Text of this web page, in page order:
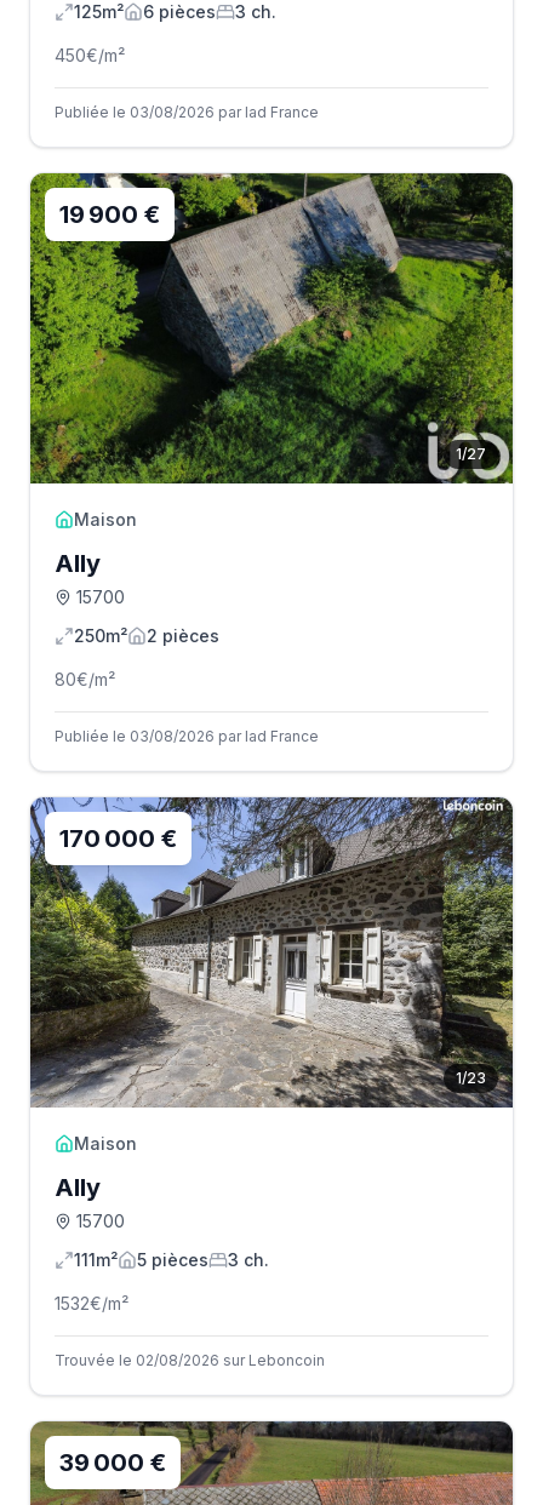
125m² 6 pièces 3 ch.
450€/m²
Publiée le 03/08/2026 par Iad France
1/27
19 900 €
Maison
Ally
15700
250m²
2 pièces
80€/m²
Publiée le 03/08/2026 par Iad France
1/23
170 000 €
Maison
Ally
15700
111m²
5 pièces 3 ch.
1532€/m²
Trouvée le 02/08/2026 sur Leboncoin
39 000 €